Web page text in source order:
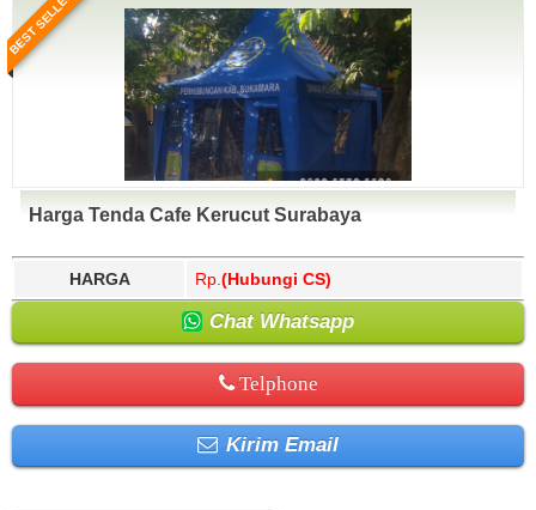
BEST SELLER
Harga Tenda Cafe Kerucut Surabaya
HARGA Rp. (Hubungi CS)
Chat Whatsapp
Telphone
Kirim Email